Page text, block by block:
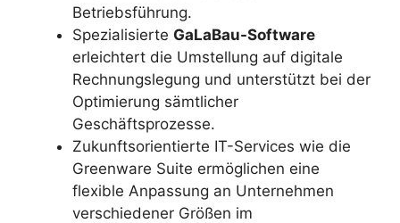
Betriebsführung.
Spezialisierte GaLaBau-Software
erleichtert die Umstellung auf digitale
Rechnungslegung und unterstützt bei der
Optimierung sämtlicher
Geschäftsprozesse.
Zukunftsorientierte IT-Services wie die
Greenware Suite ermöglichen eine
flexible Anpassung an Unternehmen
verschiedener Größen im